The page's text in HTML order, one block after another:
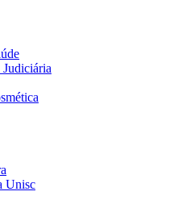
Judiciária
Unisc